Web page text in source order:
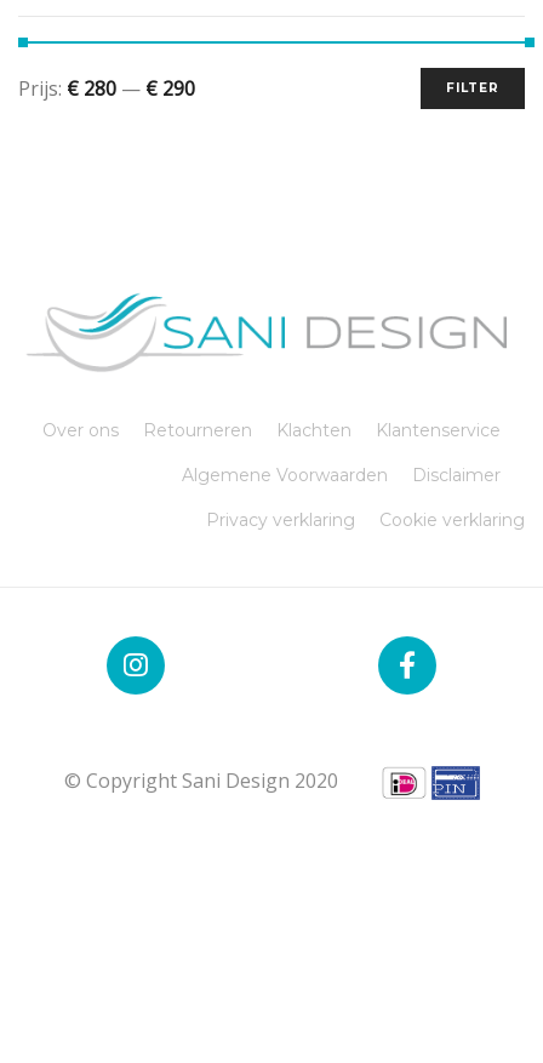
FILTER
Prijs: € 280 — € 290
Over ons Retourneren Klachten Klantenservice
Algemene Voorwaarden Disclaimer
Privacy verklaring Cookie verklaring
© Copyright Sani Design 2020